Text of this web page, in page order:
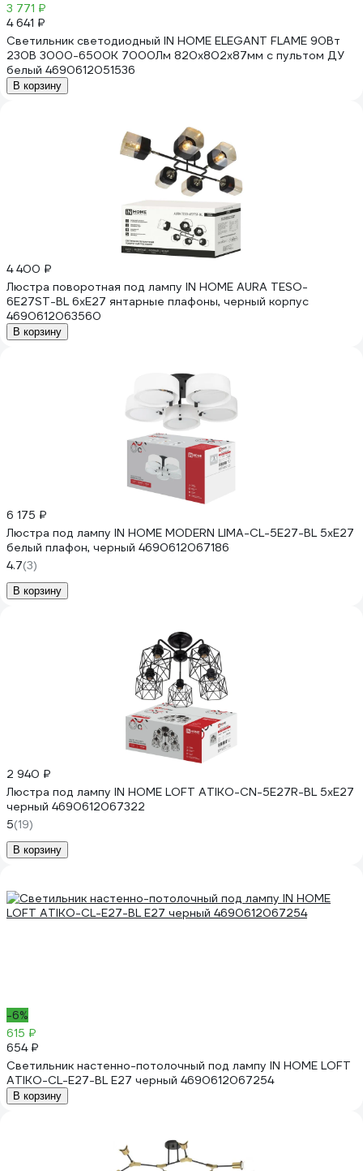
3 771 ₽
4 641 ₽
Светильник светодиодный IN HOME ELEGANT FLAME 90Вт
230В 3000-6500K 7000Лм 820x802x87мм c пультом ДУ
белый 4690612051536
В корзину
4 400 ₽
Люстра поворотная под лампу IN HOME AURA TESO-
6E27ST-BL 6хЕ27 янтарные плафоны, черный корпус
4690612063560
В корзину
6 175 ₽
Люстра под лампу IN HOME MODERN LIMA-СL-5E27-BL 5хЕ27
белый плафон, черный 4690612067186
4.7(3)
В корзину
2 940 ₽
Люстра под лампу IN HOME LOFT ATIKO-СN-5E27R-BL 5хЕ27
черный 4690612067322
5(19)
В корзину
-6%
615 ₽
654 ₽
Светильник настенно-потолочный под лампу IN HOME LOFT
ATIKO-CL-E27-BL Е27 черный 4690612067254
В корзину